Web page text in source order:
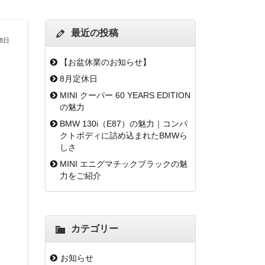
日
最近の投稿
【お盆休業のお知らせ】
8月定休日
MINI クーパー 60 YEARS EDITION
の魅力
BMW 130i（E87）の魅力｜コンパ
クトボディに詰め込まれたBMWら
しさ
MINI エニグマチックブラックの魅
力をご紹介
カテゴリー
お知らせ